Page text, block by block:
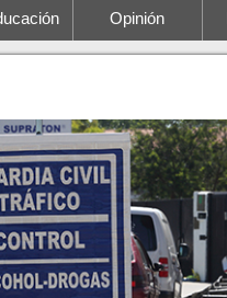
Opinión